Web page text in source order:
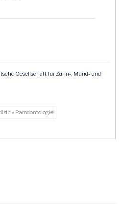
Gesellschaft für Zahn-, Mund- und
» Parodontologie